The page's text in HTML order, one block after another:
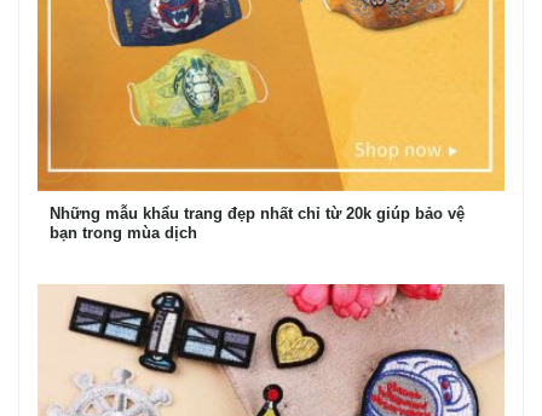
Những mẫu khẩu trang đẹp nhất chỉ từ 20k giúp bảo vệ
bạn trong mùa dịch